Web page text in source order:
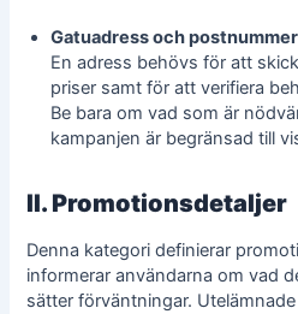
Gatuadress och postnummer
En adress behövs för att
priser samt för att verifiera
Be bara om vad som är
kampanjen är begränsad till
II. Promotionsdetaljer
Denna kategori definierar
informerar användarna om vad
sätter förväntningar.